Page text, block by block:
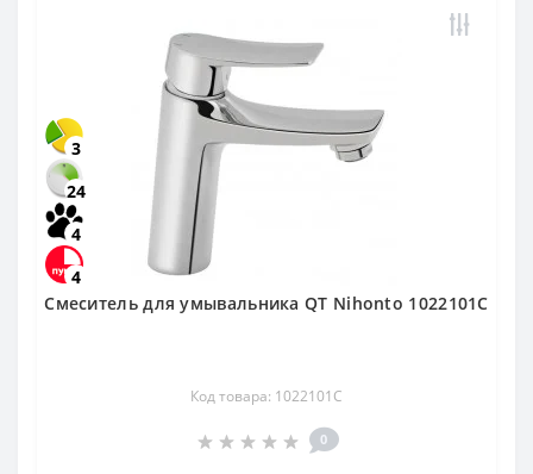
3
24
4
4
Смеситель для умывальника QT Nihonto 1022101C
Код товара: 1022101C
0